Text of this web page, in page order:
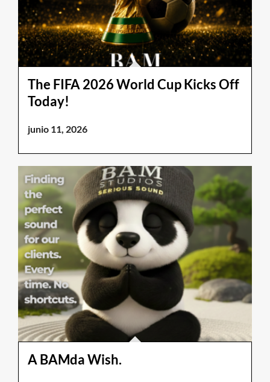
The FIFA 2026 World Cup Kicks Off
Today!
junio 11, 2026
A BAMda Wish.